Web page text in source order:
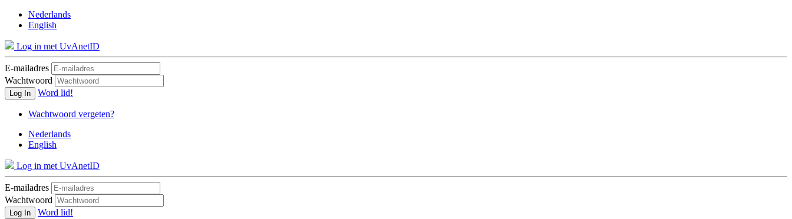
Nederlands
English
Log in met UvAnetID
E-mailadres
Wachtwoord
Log In Word lid!
Wachtwoord vergeten?
Nederlands
English
Log in met UvAnetID
E-mailadres
Wachtwoord
Log In Word lid!